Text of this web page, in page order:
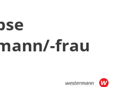
frau